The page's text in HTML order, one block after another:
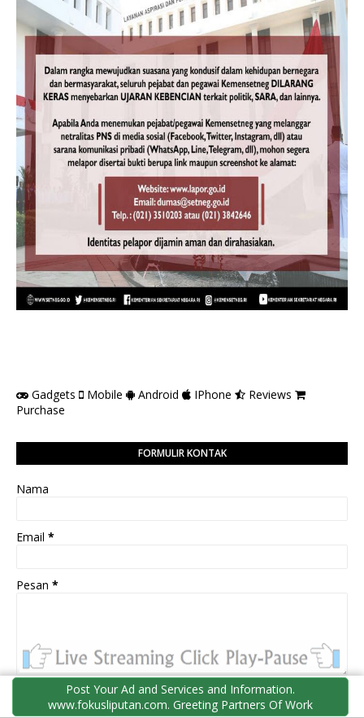
Gadgets Mobile Android IPhone
Reviews
Purchase
FORMULIR KONTAK
Nama
Email *
Pesan *
Post Your Ad and Services and Information.
www.fokusliputan.com. Greeting Partners Of Work